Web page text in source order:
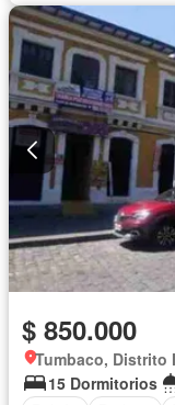
Conserje
Garita
Piscina
Wifi
$ 850.000
Tumbaco, Distrito
15 Dormitorios